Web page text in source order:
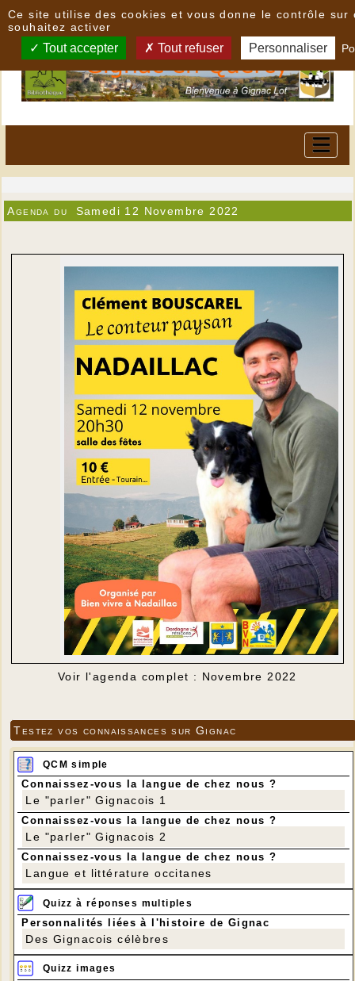
Agenda du Samedi 12 Novembre 2022
Voir l'agenda complet : Novembre 2022
Testez vos connaissances sur Gignac
QCM simple
Connaissez-vous la langue de chez nous ?
Le "parler" Gignacois 1
Connaissez-vous la langue de chez nous ?
Le "parler" Gignacois 2
Connaissez-vous la langue de chez nous ?
Langue et littérature occitanes
Quizz à réponses multiples
Personnalités liées à l'histoire de Gignac
Des Gignacois célèbres
Quizz images
Ce site utilise des cookies et vous donne le contrôle sur
souhaitez activer
Tout accepter Tout refuser Personnaliser